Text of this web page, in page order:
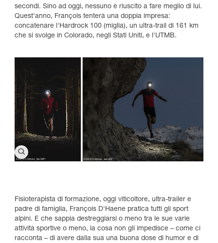
secondi. Sino ad oggi, nessuno è riuscito a fare meglio di lui.
Quest'anno, François tenterà una doppia impresa:
concatenare l'Hardrock 100 (miglia), un ultra-trail di 161 km
che si svolge in Colorado, negli Stati Uniti, e l'UTMB.
Fisioterapista di formazione, oggi viticoltore, ultra-trailer e
padre di famiglia, François D'Haene pratica tutti gli sport
alpini. E che sappia destreggiarsi o meno tra le sue varie
attività sportive o meno, la cosa non gli impedisce – come ci
racconta – di avere dalla sua una buona dose di humor e di